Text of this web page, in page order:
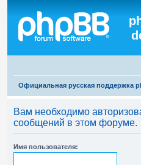
Официальная русская поддержка
Вам необходимо
сообщений в этом форуме.
Имя пользователя: